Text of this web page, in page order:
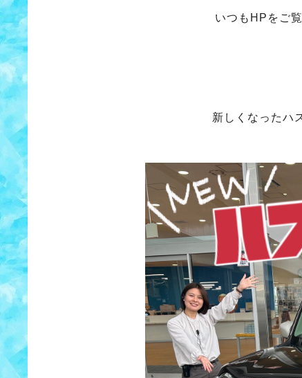
いつもHPをご
新しくなったハ